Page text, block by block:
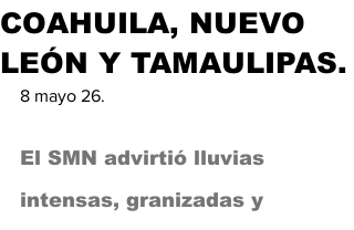
COAHUILA, NUEVO
LEÓN Y TAMAULIPAS.
8 mayo 26.
El SMN advirtió lluvias
intensas, granizadas y